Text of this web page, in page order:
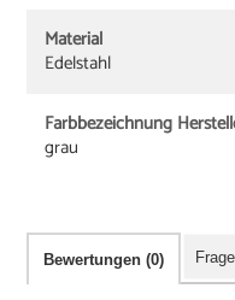
Material
Edelstahl
Farbbezeichnung
grau
Bewertungen (0)